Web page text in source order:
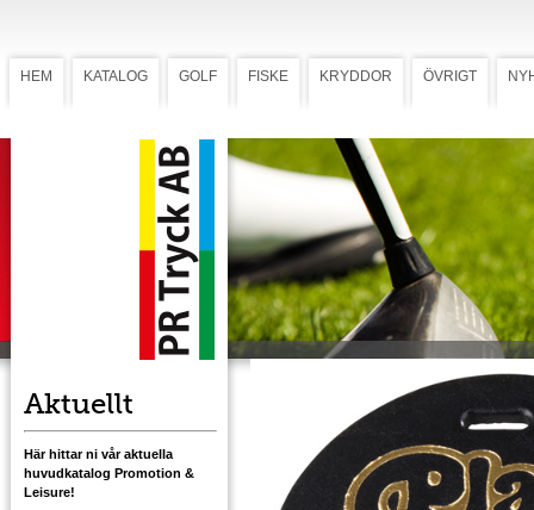
HEM KATALOG GOLF FISKE KRYDDOR ÖVRIGT
Aktuellt
Här hittar ni vår aktuella
huvudkatalog Promotion &
Leisure!
Bagbricka läder 85mm
Bagbricka läder
Spela med stil! Bygg klubbtillhörigheten
tryck upp en egen medlemsbricka till
golfgänget. Den exklusiva bagbrickan i
kan varmpräglas i guld eller silver för den
rätta känslan. Läderrem ingår.
Ladda ner mall med tryckstorlek.